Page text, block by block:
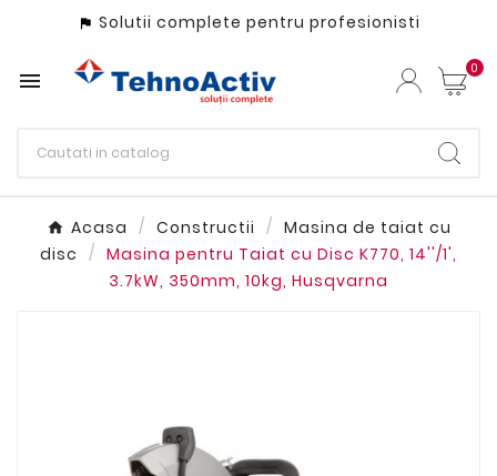
 Solutii complete pentru profesionisti
 0
Acasa Constructii
Masina de taiat cu
disc
Masina pentru Taiat cu Disc K770, 14''/1',
3.7kW, 350mm, 10kg, Husqvarna